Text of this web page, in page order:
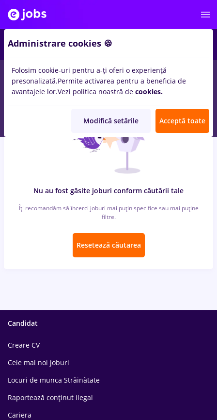
locuri de muncacu salarii mdpi, Full timeinStrainatate
Transport / Distributie, IT / Telecom
Nu au fost găsite joburi conform căutării tale
Îți recomandăm să încerci joburi mai puțin specifice sau mai puține
filtre.
Resetează căutarea
Candidat
Creare CV
Cele mai noi joburi
Locuri de munca Străinătate
Raportează conținut ilegal
Cariera
Administrare cookies 🍪
Folosim cookie-uri pentru a-ți oferi o experiență
presonalizată.Permite activarea pentru a beneficia de
avantajele lor.Vezi politica noastră de cookies.
Modifică setările Acceptă toate